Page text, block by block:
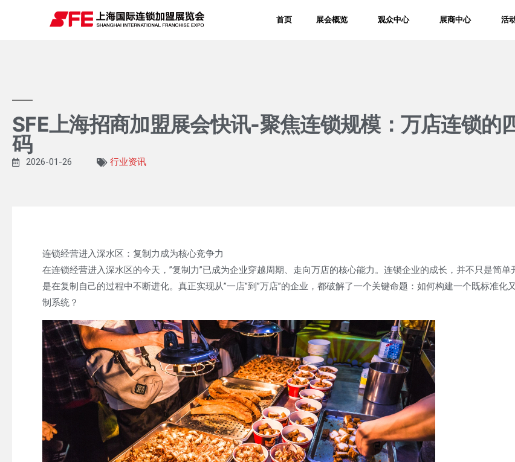
首页 展会概览 观众中心 展商中心 活
SFE上海招商加盟展会快讯-聚焦连锁规模：万店连锁的
码
2026-01-26 行业资讯
连锁经营进入深水区：复制力成为核心竞争力
在连锁经营进入深水区的今天，”复制力”已成为企业穿越周期、走向万店的核心能力。连锁企业的成长，并不只是简单
是在复制自己的过程中不断进化。真正实现从”一店”到”万店”的企业，都破解了一个关键命题：如何构建一个既标准化
制系统？